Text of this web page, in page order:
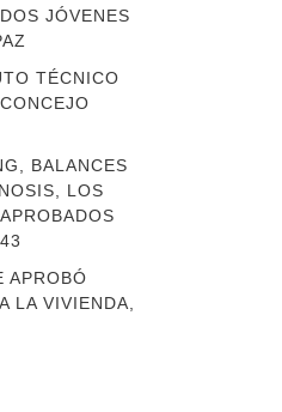
JÓVENES
TÉCNICO
BALANCES
LOS
APROBÓ
LA VIVIENDA,